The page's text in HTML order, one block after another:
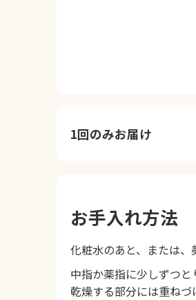
1回のみお届け
お手入れ方法
化粧水のあと、または、
中指か薬指に少しずつと
乾燥する部分には重ねづ